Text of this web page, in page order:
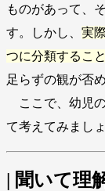
ものがあって、
す。しかし、 実
つに分類するこ
足らずの観が否
ここで、幼児
て考えてみましょ
| 聞いて理